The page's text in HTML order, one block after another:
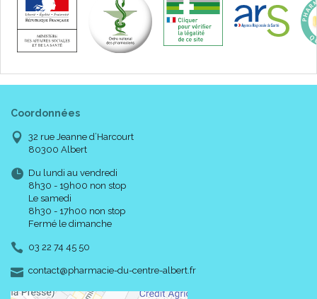
Coordonnées
32 rue Jeanne d’Harcourt
80300 Albert
Du lundi au vendredi
8h30 - 19h00 non stop
Le samedi
8h30 - 17h00 non stop
Fermé le dimanche
03 22 74 45 50
contact-
@-
pharmacie-du-centre-albert.fr